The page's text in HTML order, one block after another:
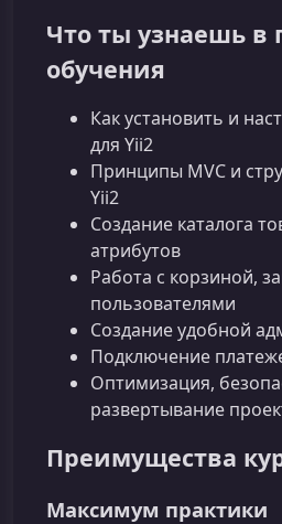
Что ты узнаешь в
обучения
Как установить и
для Yii2
Принципы MVC и
Yii2
Создание каталога
атрибутов
Работа с корзиной,
пользователями
Создание удобной
Подключение
Оптимизация,
развертывание
Преимущества
Максимум практики